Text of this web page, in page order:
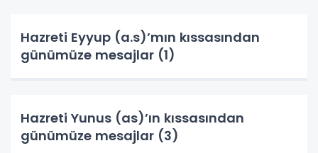
Hazreti Eyyup (a.s)’mın kıssasından
günümüze mesajlar (1)
Hazreti Yunus (as)’ın kıssasından
günümüze mesajlar (3)